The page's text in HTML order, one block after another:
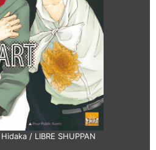
/ LIBRE SHUPPAN